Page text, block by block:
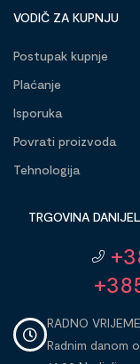
VODIČ ZA KUPNJU
Postupak kupnje
Plaćanje
Isporuka
Povrati proizvoda
Tehnologija
TRGOVINA
RADNO VRIJEME
Radnim danom